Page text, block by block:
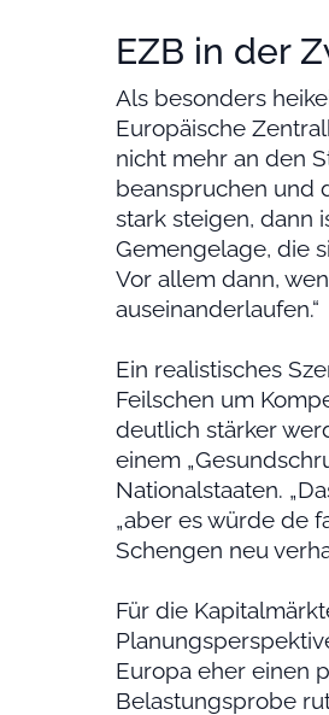
EZB in der
Als besonders
Europäische
nicht mehr an den
beanspruchen und
stark steigen, dann
Gemengelage, die
Vor allem dann,
auseinanderlaufen.“
Ein realistisches
Feilschen um
deutlich stärker
einem
Nationalstaaten.
„aber es würde de
Schengen neu
Für die
Europa eher einen
Belastungsprobe